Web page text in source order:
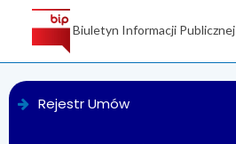
Biuletyn Informacji Publicznej
Rejestr Umów